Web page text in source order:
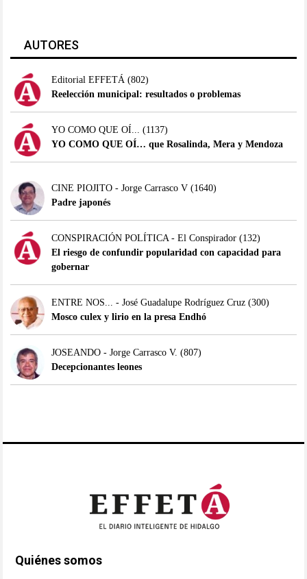
AUTORES
Editorial EFFETÁ (802)
Reelección municipal: resultados o problemas
YO COMO QUE OÍ...
(1137)
YO COMO QUE OÍ… que Rosalinda, Mera y Mendoza
CINE PIOJITO - Jorge Carrasco V(1640)
Padre japonés
CONSPIRACIÓN POLÍTICA - El Conspirador(132)
El riesgo de confundir popularidad con capacidad para
gobernar
ENTRE NOS... - José Guadalupe Rodríguez Cruz(300)
Mosco culex y lirio en la presa Endhó
JOSEANDO - Jorge Carrasco V. (807)
Decepcionantes leones
Quiénes somos